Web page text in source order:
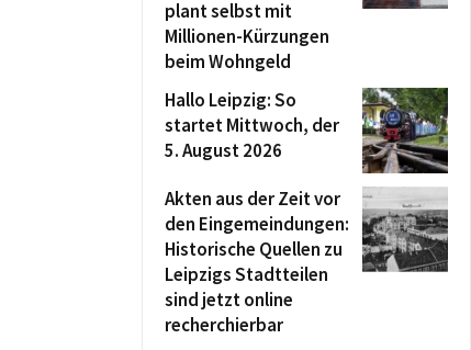
plant selbst mit
Millionen-Kürzungen
beim Wohngeld
Hallo Leipzig: So
startet Mittwoch, der
5. August 2026
Akten aus der Zeit vor
den Eingemeindungen:
Historische Quellen zu
Leipzigs Stadtteilen
sind jetzt online
recherchierbar